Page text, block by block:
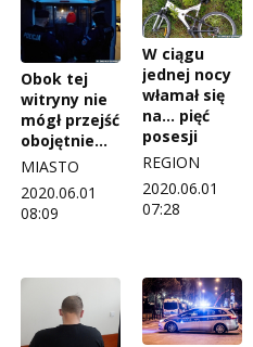
Obok tej
witryny nie
mógł przejść
obojętnie…
MIASTO
2020.06.01
08:09
W ciągu
jednej nocy
włamał się
na… pięć
posesji
REGION
2020.06.01
07:28